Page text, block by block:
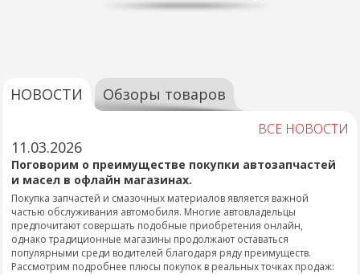
НОВОСТИ Обзоры товаров
ВСЕ НОВОСТИ
11.03.2026
Поговорим о преимуществе покупки автозапчастей
и масел в офлайн магазинах.
Покупка запчастей и смазочных материалов является важной
частью обслуживания автомобиля. Многие автовладельцы
предпочитают совершать подобные приобретения онлайн,
однако традиционные магазины продолжают оставаться
популярными среди водителей благодаря ряду преимуществ.
Рассмотрим подробнее плюсы покупок в реальных точках продаж: